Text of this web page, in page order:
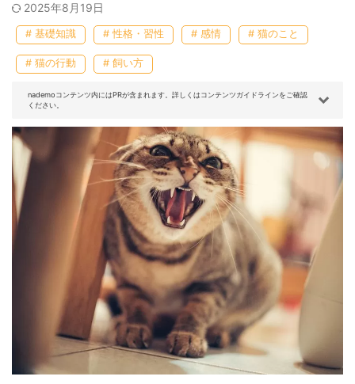
2025年8月19日
# 基礎知識 # 性格・習性 # 感情 # 猫のこと
# 猫の行動 # 飼い方
nademoコンテンツ内にはPRが含まれます。詳しくはコンテンツガイドラインをご確認
ください。